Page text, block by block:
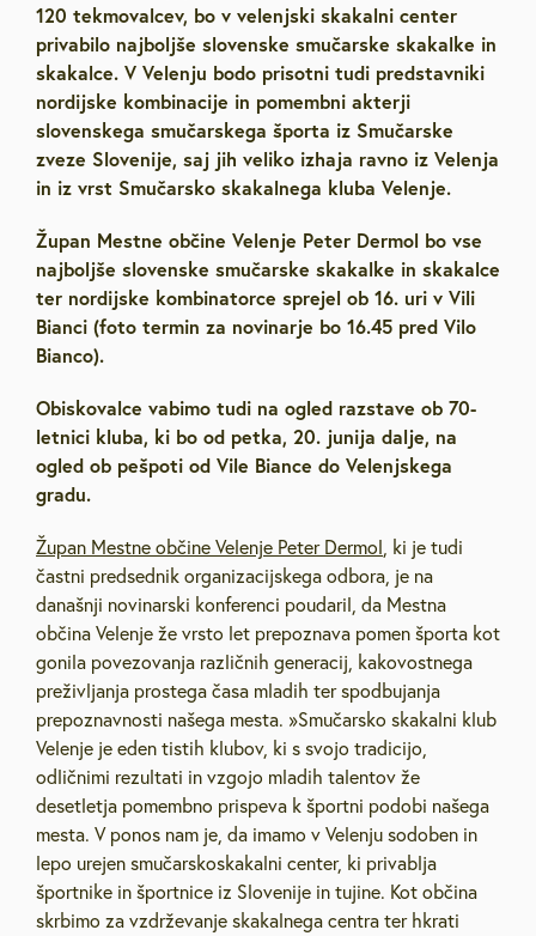
120 tekmovalcev, bo v velenjski skakalni center
privabilo najboljše slovenske smučarske skakalke in
skakalce. V Velenju bodo prisotni tudi predstavniki
nordijske kombinacije in pomembni akterji
slovenskega smučarskega športa iz Smučarske
zveze Slovenije, saj jih veliko izhaja ravno iz Velenja
in iz vrst Smučarsko skakalnega kluba Velenje.
Župan Mestne občine Velenje Peter Dermol bo vse
najboljše slovenske smučarske skakalke in skakalce
ter nordijske kombinatorce sprejel ob 16. uri v Vili
Bianci (foto termin za novinarje bo 16.45 pred Vilo
Bianco).
Obiskovalce vabimo tudi na ogled razstave ob 70-
letnici kluba, ki bo od petka, 20. junija dalje, na
ogled ob pešpoti od Vile Biance do Velenjskega
gradu.
Župan Mestne občine Velenje Peter Dermol, ki je tudi
častni predsednik organizacijskega odbora, je na
današnji novinarski konferenci poudaril, da Mestna
občina Velenje že vrsto let prepoznava pomen športa kot
gonila povezovanja različnih generacij, kakovostnega
preživljanja prostega časa mladih ter spodbujanja
prepoznavnosti našega mesta. »Smučarsko skakalni klub
Velenje je eden tistih klubov, ki s svojo tradicijo,
odličnimi rezultati in vzgojo mladih talentov že
desetletja pomembno prispeva k športni podobi našega
mesta. V ponos nam je, da imamo v Velenju sodoben in
lepo urejen smučarskoskakalni center, ki privablja
športnike in športnice iz Slovenije in tujine. Kot občina
skrbimo za vzdrževanje skakalnega centra ter hkrati